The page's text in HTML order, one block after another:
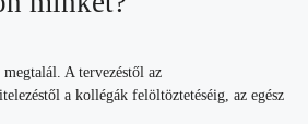
A tervezéstől az
a kollégák felöltöztetéséig, az egész